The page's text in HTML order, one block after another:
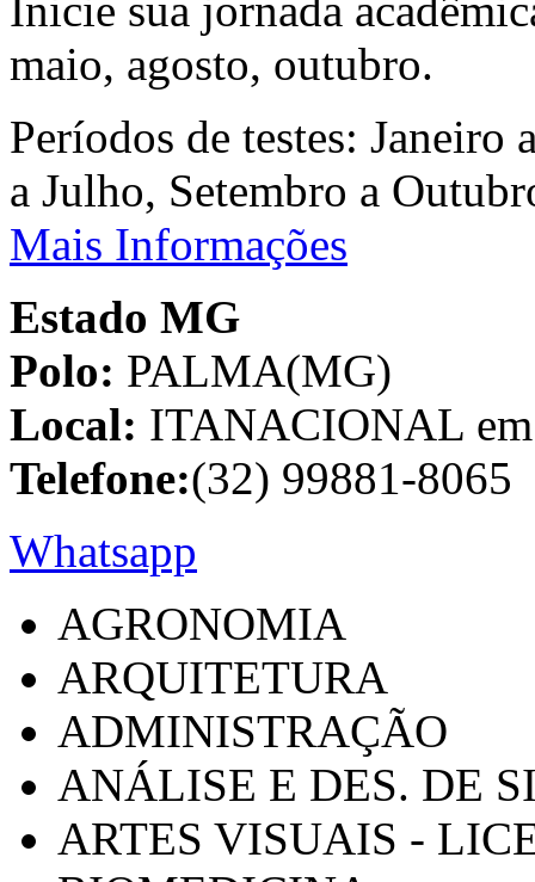
maio, agosto, outubro.
Períodos de testes:
a Julho, Setembro a
Mais Informações
Estado MG
Polo: PALMA(MG)
Local: ITANACIONAL
Telefone:(32) 99881-8065
Whatsapp
AGRONOMIA
ARQUITETURA
ADMINISTRAÇÃO
ANÁLISE E DES. DE
ARTES VISUAIS -